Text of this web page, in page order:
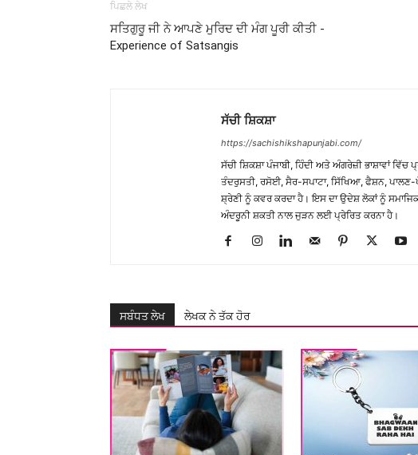
ਪਿਛਲੇ ਲੇਖ
ਸਤਿਗੁਰੂ ਜੀ ਨੇ ਆਪਣੇ ਮੁਰਿਦ ਦੀ ਮੰਗ ਪੂਰੀ ਕੀਤੀ -
Experience of Satsangis
ਸੱਚੀ ਸ਼ਿਕਸ਼ਾ
https://sachishikshapunjabi.com/
ਸੱਚੀ ਸ਼ਿਕਸ਼ਾ ਪੰਜਾਬੀ, ਹਿੰਦੀ ਅਤੇ ਅੰਗਰੇਜ਼ੀ ਭਾਸ਼ਾਵਾਂ
ਤੰਦਰੁਸਤੀ, ਰਸੋਈ, ਸੈਰ-ਸਪਾਟਾ, ਸਿੱਖਿਆ, ਫੈਸ਼ਨ,
ਸ਼੍ਰੇਣੀ ਨੂੰ ਕਵਰ ਕਰਦਾ ਹੈ। ਇਸ ਦਾ ਉਦੇਸ਼ ਲੋਕਾਂ ਨੂੰ
ਅੰਦਰੂਨੀ ਸ਼ਕਤੀ ਨਾਲ ਜੁੜਨ ਲਈ ਪ੍ਰੇਰਿਤ ਕਰਨਾ ਹੈ।
ਸਬੰਧਤ ਲੇਖ ਲੇਖਕ ਨੇ ਤੱਕ ਹੋਰ